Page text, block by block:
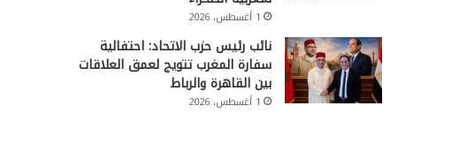
1 أغسطس، 2026
نائب رئيس حزب الاتحاد: احتفالية
سفارة المغرب تتويج لعمق العلاقات
بين القاهرة والرباط
1 أغسطس، 2026